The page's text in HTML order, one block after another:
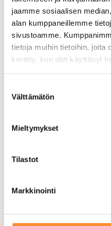
jaamme sosiaalisen
alan kumppaneillemme
sivustoamme.
tietoja muihin tietoihin, joita
kerätty, kun olet käyttänyt
Välttämätön
Mieltymykset
Tilastot
Markkinointi
APPI-hanke
opettanut
5